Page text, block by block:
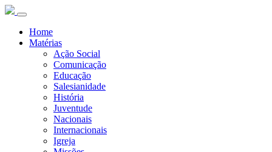
Home
Matérias
Ação Social
Comunicação
Educação
Salesianidade
História
Juventude
Nacionais
Internacionais
Igreja